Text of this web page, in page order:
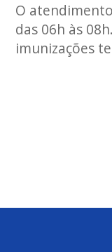
O
das 06h às
imunizações